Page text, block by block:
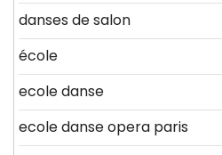
danses de salon
école
ecole danse
ecole danse opera paris